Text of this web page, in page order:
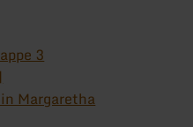
3
Margaretha